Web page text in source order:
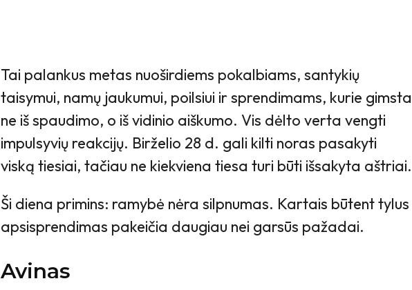
Tai palankus metas nuoširdiems pokalbiams, santykių
taisymui, namų jaukumui, poilsiui ir sprendimams, kurie gimsta
ne iš spaudimo, o iš vidinio aiškumo. Vis dėlto verta vengti
impulsyvių reakcijų. Birželio 28 d. gali kilti noras pasakyti
viską tiesiai, tačiau ne kiekviena tiesa turi būti išsakyta aštriai.
Ši diena primins: ramybė nėra silpnumas. Kartais būtent tylus
apsisprendimas pakeičia daugiau nei garsūs pažadai.
Avinas